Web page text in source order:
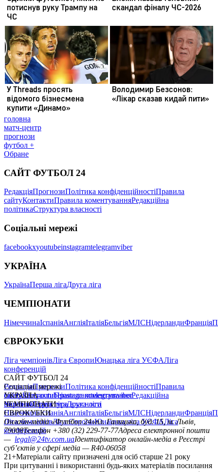
головна
матч-центр
прогнози
футбол +
Обране
САЙТ ФУТБОЛ 24
РедакціяПрогнозиПолітика конфіденційностіПравила
сайтуКонтактиПравила коментуванняРедакційна
політикаСтруктура власності
Соціальні мережі
facebookxyoutubeinstagramtelegramviber
УКРАЇНА
УкраїнаПерша лігаДруга ліга
ЧЕМПІОНАТИ
НімеччинаІспаніяАнгліяІталіяБельгіяМЛСНідерландиФранція
ЄВРОКУБКИ
Ліга чемпіонівЛіга ЄвропиЮнацька ліга УЄФАЛіга
конференцій
САЙТ ФУТБОЛ 24
РедакціяПрогнозиПолітика конфіденційностіПравила
сайтуКонтактиПравила коментуванняРедакційна
політикаСтруктура власності
Соціальні мережі
facebookxyoutubeinstagramtelegramviber
УКРАЇНА
УкраїнаПерша лігаДруга ліга
ЧЕМПІОНАТИ
НімеччинаІспаніяАнгліяІталіяБельгіяМЛСНідерландиФранція
ЄВРОКУБКИ
Ліга чемпіонівЛіга ЄвропиЮнацька ліга УЄФАЛіга
конференцій
Онлайн-медіа «Футбол 24»пл. Галицька, буд. 15, м. Львів,
79008Телефон +380 (32) 229-77-77Адреса електронної пошти
— legal@24tv.com.uaІдентифікатор онлайн-медіа в Реєстрі
суб’єктів у сфері медіа — R40-06058
21+Матеріали сайту призначені для осіб старше 21 року
При цитуванні і використанні будь-яких матеріалів посилання